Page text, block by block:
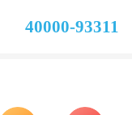
40000-93311